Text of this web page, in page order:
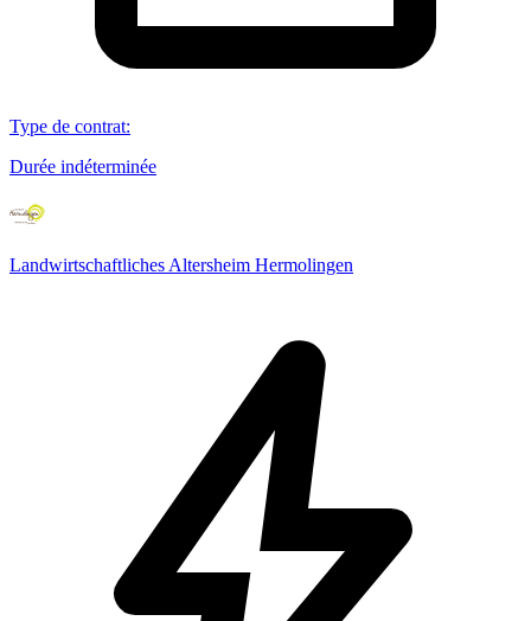
Type de contrat:
Durée indéterminée
Landwirtschaftliches Altersheim Hermolingen